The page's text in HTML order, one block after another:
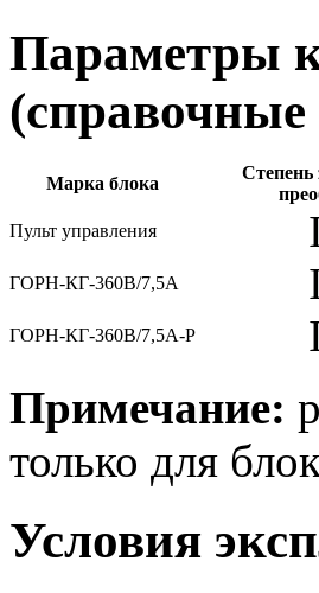
Параметры
Марка блока
Пульт управления
ГОРН-КГ-360В/7,5А
ГОРН-КГ-360В/7,5А-Р
Примечание:
только для
Условия